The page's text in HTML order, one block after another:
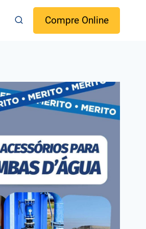
Compre Online